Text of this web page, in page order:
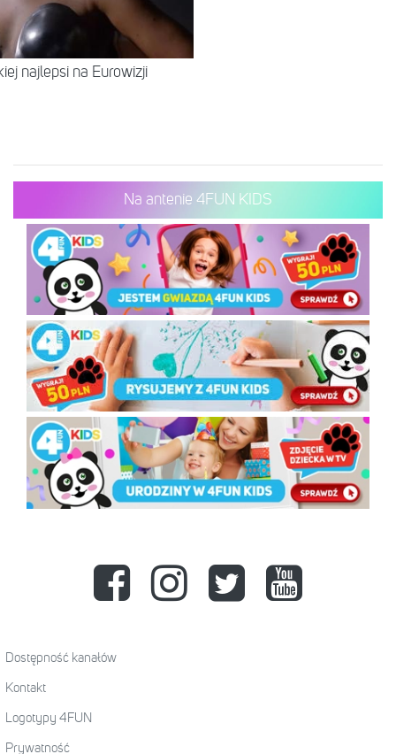
najlepsi na Eurowizji
Na antenie 4FUN KIDS
Dostępność kanałów
Kontakt
Logotypy 4FUN
Prywatność